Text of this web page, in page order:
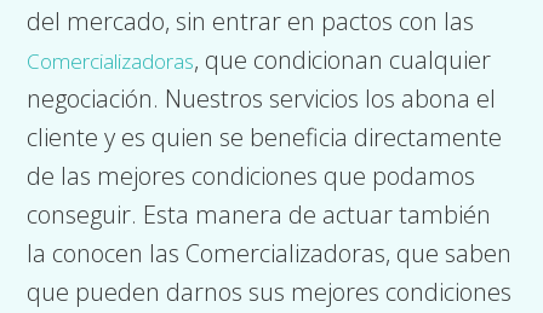
del mercado, sin entrar en pactos con las
Comercializadoras, que condicionan cualquier
negociación. Nuestros servicios los abona el
cliente y es quien se beneficia directamente
de las mejores condiciones que podamos
conseguir. Esta manera de actuar también
la conocen las Comercializadoras, que saben
que pueden darnos sus mejores condiciones